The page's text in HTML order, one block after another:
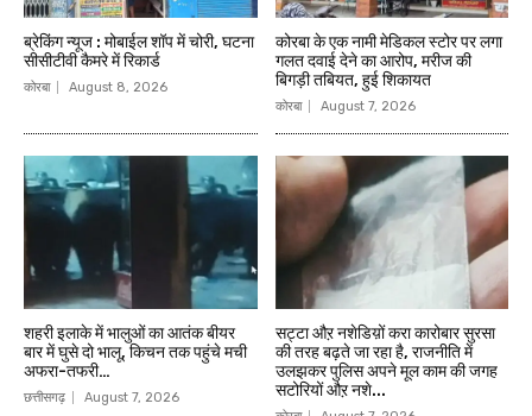
ब्रेकिंग न्यूज : मोबाईल शॉप में चोरी, घटना
सीसीटीवी कैमरे में रिकार्ड
कोरबा August 8, 2026
कोरबा के एक नामी मेडिकल स्टोर पर लगा
गलत दवाई देने का आरोप, मरीज की
बिगड़ी तबियत, हुई शिकायत
कोरबा August 7, 2026
शहरी इलाके में भालुओं का आतंक बीयर
बार में घुसे दो भालू, किचन तक पहुंचे मची
अफरा-तफरी…
छत्तीसगढ़ August 7, 2026
सट्टा औऱ नशेडिय़ों करा कारोबार सुरसा
की तरह बढ़ते जा रहा है, राजनीति में
उलझकर पुलिस अपने मूल काम की जगह
सटोरियों औऱ नशे...